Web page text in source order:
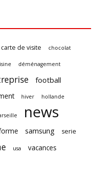
carte de visite chocolat
déménagement
football
hiver hollande
news
samsung serie
usa
vacances